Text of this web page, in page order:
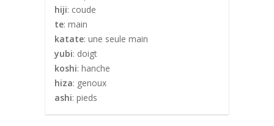
hiji: coude
te: main
katate: une seule main
yubi: doigt
koshi: hanche
hiza: genoux
ashi: pieds